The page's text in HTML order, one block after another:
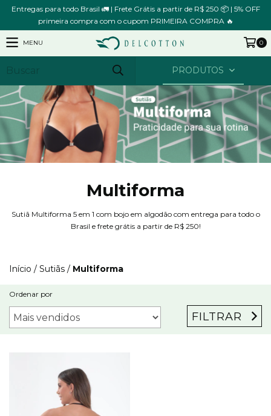
Entregas para todo Brasil 🚛 | Frete Grátis a partir de R$ 250 📦 | 5% OFF
primeira compra com o cupom PRIMEIRA COMPRA 🔥
MENU 0
PRODUTOS
Multiforma
Sutiã Multiforma 5 em 1 com bojo em algodão com entrega para todo o
Brasil e frete grátis a partir de R$ 250!
Início / Sutiãs / Multiforma
Ordenar por
FILTRAR